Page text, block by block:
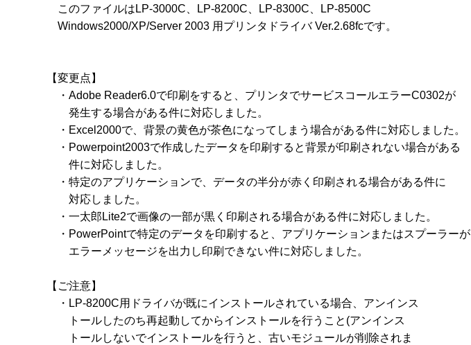
このファイルはLP-3000C、LP-8200C、LP-8300C、LP-8500C
Windows2000/XP/Server 2003 用プリンタドライバ Ver.2.68fcです。
【変更点】
・Adobe Reader6.0で印刷をすると、プリンタでサービスコールエラーC0302が
発生する場合がある件に対応しました。
・Excel2000で、背景の黄色が茶色になってしまう場合がある件に対応しました。
・Powerpoint2003で作成したデータを印刷すると背景が印刷されない場合がある
件に対応しました。
・特定のアプリケーションで、データの半分が赤く印刷される場合がある件に
対応しました。
・一太郎Lite2で画像の一部が黒く印刷される場合がある件に対応しました。
・PowerPointで特定のデータを印刷すると、アプリケーションまたはスプーラーが
エラーメッセージを出力し印刷できない件に対応しました。
【ご注意】
・LP-8200C用ドライバが既にインストールされている場合、アンインス
トールしたのち再起動してからインストールを行うこと(アンインス
トールしないでインストールを行うと、古いモジュールが削除されま